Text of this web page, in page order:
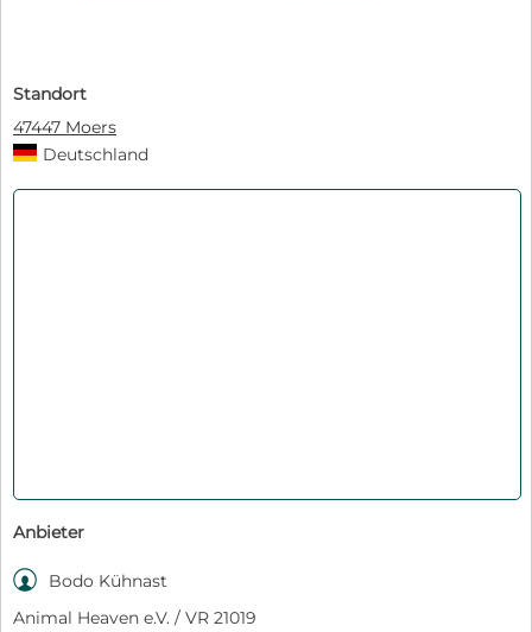
Standort
47447 Moers
Deutschland
Anbieter

Bodo Kühnast
Animal Heaven e.V. / VR 21019